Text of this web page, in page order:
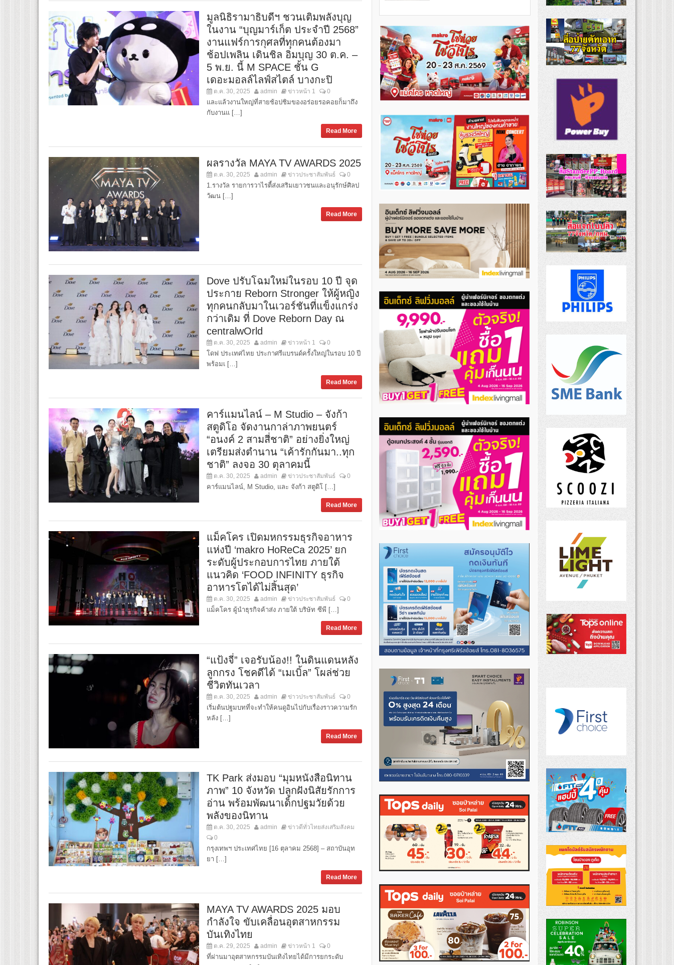
มูลนิธิรามาธิบดีฯ ชวนเติมพลังบุญ
ในงาน “บุญมาร์เก็ต ประจำปี 2568”
งานแฟร์การกุศลที่ทุกคนต้องมา
ช้อปเพลิน เดินชิล อิ่มบุญ 30 ต.ค. –
5 พ.ย. นี้ M SPACE ชั้น G
เดอะมอลล์ไลฟ์สไตล์ บางกะปิ
ต.ค. 30, 2025 admin ข่าวหน้า 1 0
และแล้วงานใหญ่ที่สายช้อปชิมของอร่อยรอคอยก็มาถึง
กับงานแ […]
Read More
ผลรางวัล MAYA TV AWARDS 2025
ต.ค. 30, 2025 admin ข่าวประชาสัมพันธ์ 0
1.รางวัล รายการวาไรตี้ส่งเสริมเยาวชนและอนุรักษ์ศิลป
วัฒน […]
Read More
Dove ปรับโฉมใหม่ในรอบ 10 ปี จุด
ประกาย Reborn Stronger ให้ผู้หญิง
ทุกคนกลับมาในเวอร์ชันที่แข็งแกร่ง
กว่าเดิม ที่ Dove Reborn Day ณ
centralwOrld
ต.ค. 30, 2025 admin ข่าวหน้า 1 0
โดฟ ประเทศไทย ประกาศรีแบรนด์ครั้งใหญ่ในรอบ 10 ปี
พร้อมเ […]
Read More
คาร์แมนไลน์ – M Studio – จังก้า
สตูดิโอ จัดงานกาล่าภาพยนตร์
“อนงค์ 2 สามสี่ชาติ” อย่างยิ่งใหญ่
เตรียมส่งตำนาน “เค้ารักกันมา..ทุก
ชาติ” ลงจอ 30 ตุลาคมนี้
ต.ค. 30, 2025 admin ข่าวประชาสัมพันธ์ 0
คาร์แมนไลน์, M Studio, และ จังก้า สตูดิโ […]
Read More
แม็คโคร เปิดมหกรรมธุรกิจอาหาร
แห่งปี ‘makro HoReCa 2025’ ยก
ระดับผู้ประกอบการไทย ภายใต้
แนวคิด ‘FOOD INFINITY ธุรกิจ
อาหารโตได้ไม่สิ้นสุด’
ต.ค. 30, 2025 admin ข่าวประชาสัมพันธ์ 0
แม็คโคร ผู้นำธุรกิจค้าส่ง ภายใต้ บริษัท ซีพี […]
Read More
“แป้งจี่” เจอรับน้อง!! ในดินแดนหลัง
ลูกกรง โชคดีได้ “เมเบิ้ล” โผล่ช่วย
ชีวิตทันเวลา
ต.ค. 30, 2025 admin ข่าวประชาสัมพันธ์ 0
เริ่มต้นปฐมบทที่จะทำให้คนดูอินไปกับเรื่องราวความรัก
หลัง […]
Read More
TK Park ส่งมอบ “มุมหนังสือนิทาน
ภาพ” 10 จังหวัด ปลูกฝังนิสัยรักการ
อ่าน พร้อมพัฒนาเด็กปฐมวัยด้วย
พลังของนิทาน
ต.ค. 30, 2025 admin
ข่าวดีทั่วไทยส่งเสริมสังคม
0
กรุงเทพฯ ประเทศไทย [16 ตุลาคม 2568] – สถาบันอุท
ยา […]
Read More
MAYA TV AWARDS 2025 มอบ
กำลังใจ ขับเคลื่อนอุตสาหกรรม
บันเทิงไทย
ต.ค. 29, 2025 admin ข่าวหน้า 1 0
ที่ผ่านมาอุตสาหกรรมบันเทิงไทยได้มีการยกระดับ